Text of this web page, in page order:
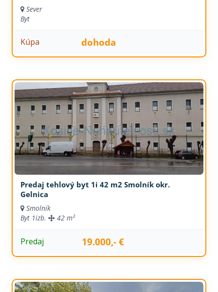
Sever
Byt
Kúpa dohoda
Predaj tehlový byt 1i 42 m2 Smolník okr.
Gelnica
Smolník
Byt 1izb. 42 m²
Predaj 19.000,- €